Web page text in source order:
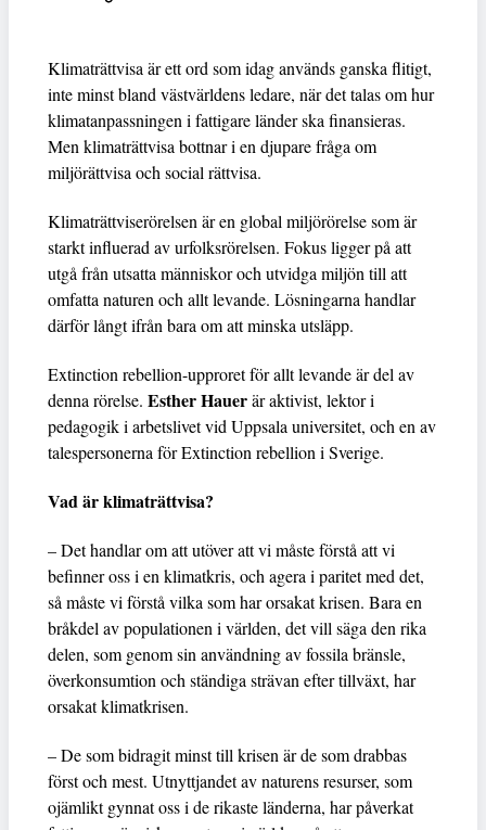
Klimaträttvisa är ett ord som idag används ganska flitigt,
inte minst bland västvärldens ledare, när det talas om hur
klimatanpassningen i fattigare länder ska finansieras.
Men klimaträttvisa bottnar i en djupare fråga om
miljörättvisa och social rättvisa.
Klimaträttviserörelsen är en global miljörörelse som är
starkt influerad av urfolksrörelsen. Fokus ligger på att
utgå från utsatta människor och utvidga miljön till att
omfatta naturen och allt levande. Lösningarna handlar
därför långt ifrån bara om att minska utsläpp.
Extinction rebellion-upproret för allt levande är del av
denna rörelse. Esther Hauerär aktivist, lektor i
pedagogik i arbetslivet vid Uppsala universitet, och en av
talespersonerna för Extinction rebellion i Sverige.
Vad är klimaträttvisa?
– Det handlar om att utöver att vi måste förstå att vi
befinner oss i en klimatkris, och agera i paritet med det,
så måste vi förstå vilka som har orsakat krisen. Bara en
bråkdel av populationen i världen, det vill säga den rika
delen, som genom sin användning av fossila bränsle,
överkonsumtion och ständiga strävan efter tillväxt, har
orsakat klimatkrisen.
– De som bidragit minst till krisen är de som drabbas
först och mest. Utnyttjandet av naturens resurser, som
ojämlikt gynnat oss i de rikaste länderna, har påverkat